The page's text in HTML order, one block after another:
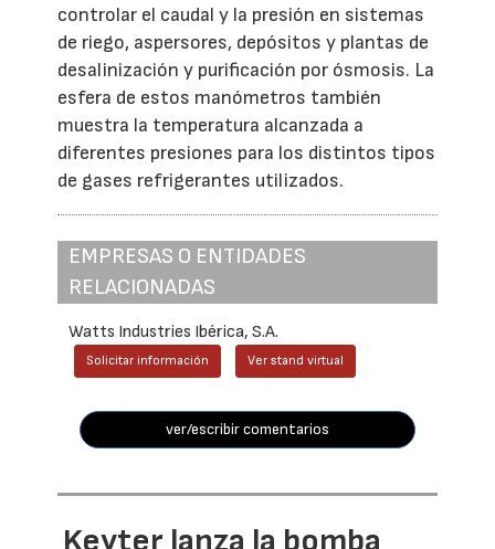
controlar el caudal y la presión en sistemas
de riego, aspersores, depósitos y plantas de
desalinización y purificación por ósmosis. La
esfera de estos manómetros también
muestra la temperatura alcanzada a
diferentes presiones para los distintos tipos
de gases refrigerantes utilizados.
EMPRESAS O ENTIDADES
RELACIONADAS
Watts Industries Ibérica, S.A.
Solicitar información Ver stand virtual
ver/escribir comentarios